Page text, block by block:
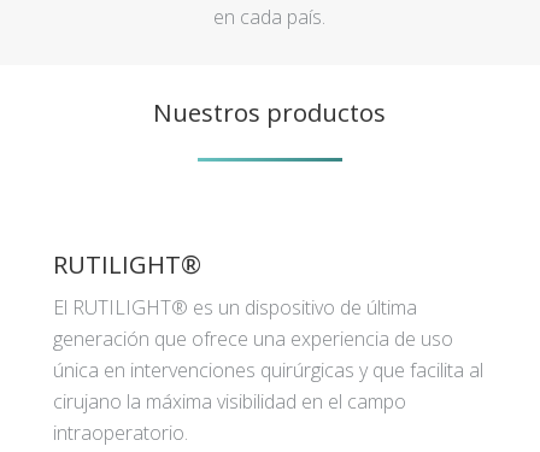
en cada país.
Nuestros productos
RUTILIGHT®
El RUTILIGHT® es un dispositivo de última
generación que ofrece una experiencia de uso
única en intervenciones quirúrgicas y que facilita al
cirujano la máxima visibilidad en el campo
intraoperatorio.